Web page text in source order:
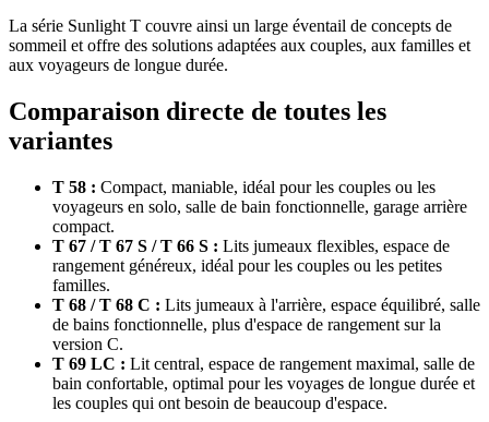
La série Sunlight T couvre ainsi un large éventail de concepts de
sommeil et offre des solutions adaptées aux couples, aux familles et
aux voyageurs de longue durée.
Comparaison directe de toutes les
variantes
T 58 : Compact, maniable, idéal pour les couples ou les
voyageurs en solo, salle de bain fonctionnelle, garage arrière
compact.
T 67 / T 67 S / T 66 S : Lits jumeaux flexibles, espace de
rangement généreux, idéal pour les couples ou les petites
familles.
T 68 / T 68 C : Lits jumeaux à l'arrière, espace équilibré, salle
de bains fonctionnelle, plus d'espace de rangement sur la
version C.
T 69 LC : Lit central, espace de rangement maximal, salle de
bain confortable, optimal pour les voyages de longue durée et
les couples qui ont besoin de beaucoup d'espace.